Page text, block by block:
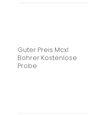
Guter Preis Mcxl
Bohrer Kostenlose
Probe